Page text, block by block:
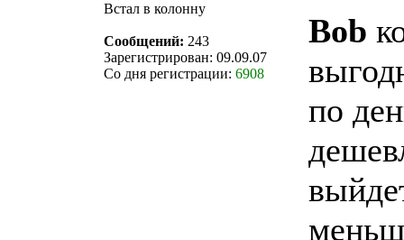
Встал в колонну
Сообщений: 243
Зарегистрирован: 09.09.07
Со дня регистрации: 6908
Bob
по